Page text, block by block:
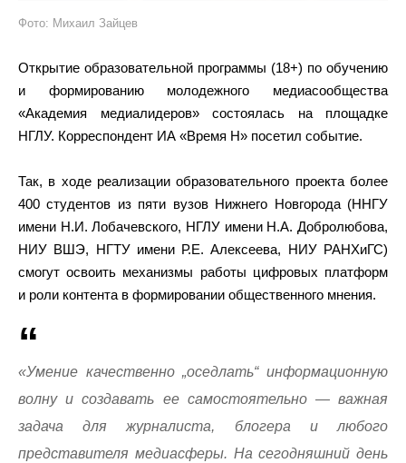
Фото: Михаил Зайцев
Открытие образовательной программы (18+) по обучению
и формированию молодежного медиасообщества
«Академия медиалидеров» состоялась на площадке
НГЛУ. Корреспондент ИА «Время Н» посетил событие.
Так, в ходе реализации образовательного проекта более
400 студентов из пяти вузов Нижнего Новгорода (ННГУ
имени Н.И. Лобачевского, НГЛУ имени Н.А. Добролюбова,
НИУ ВШЭ, НГТУ имени Р.Е. Алексеева, НИУ РАНХиГС)
смогут освоить механизмы работы цифровых платформ
и роли контента в формировании общественного мнения.
«Умение качественно „оседлать“ информационную
волну и создавать ее самостоятельно — важная
задача для журналиста, блогера и любого
представителя медиасферы. На сегодняшний день